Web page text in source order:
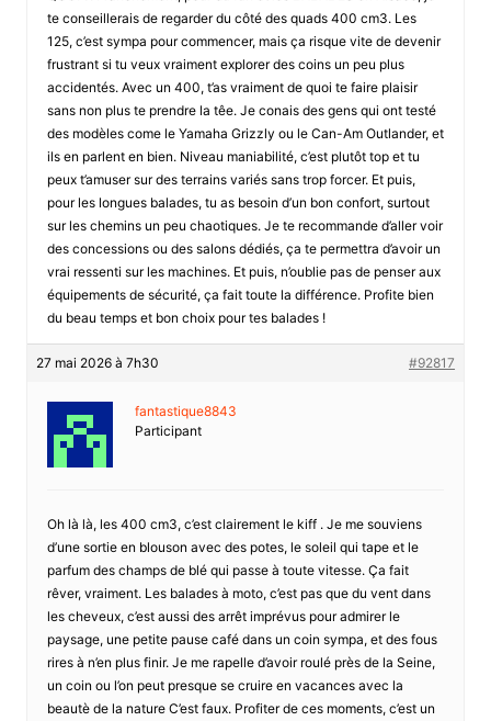
te conseillerais de regarder du côté des quads 400 cm3. Les
125, c’est sympa pour commencer, mais ça risque vite de devenir
frustrant si tu veux vraiment explorer des coins un peu plus
accidentés. Avec un 400, t’as vraiment de quoi te faire plaisir
sans non plus te prendre la têe. Je conais des gens qui ont testé
des modèles come le Yamaha Grizzly ou le Can-Am Outlander, et
ils en parlent en bien. Niveau maniabilité, c’est plutôt top et tu
peux t’amuser sur des terrains variés sans trop forcer. Et puis,
pour les longues balades, tu as besoin d’un bon confort, surtout
sur les chemins un peu chaotiques. Je te recommande d’aller voir
des concessions ou des salons dédiés, ça te permettra d’avoir un
vrai ressenti sur les machines. Et puis, n’oublie pas de penser aux
équipements de sécurité, ça fait toute la différence. Profite bien
du beau temps et bon choix pour tes balades !
27 mai 2026 à 7h30 #92817
fantastique8843
Participant
Oh là là, les 400 cm3, c’est clairement le kiff . Je me souviens
d’une sortie en blouson avec des potes, le soleil qui tape et le
parfum des champs de blé qui passe à toute vitesse. Ça fait
rêver, vraiment. Les balades à moto, c’est pas que du vent dans
les cheveux, c’est aussi des arrêt imprévus pour admirer le
paysage, une petite pause café dans un coin sympa, et des fous
rires à n’en plus finir. Je me rapelle d’avoir roulé près de la Seine,
un coin ou l’on peut presque se cruire en vacances avec la
beautè de la nature C’est faux. Profiter de ces moments, c’est un